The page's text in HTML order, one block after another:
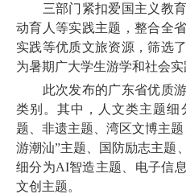
三部门紧扣爱国主义教育
动育人等实践主题，整合全
实践等优质文旅资源，筛选
为暑期广大学生游学和社会实
此次发布的广东省优质游
类别。其中，人文类主题细
题、非遗主题、湾区文博主
游潮汕”主题、国防励志主题
细分为AI智造主题、电子信
文创主题。